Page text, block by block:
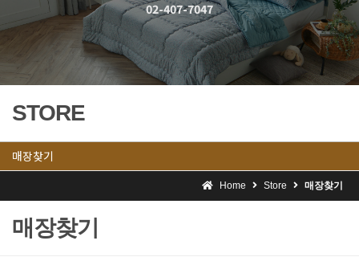
02-407-7047
STORE
매장찾기
Home Store 매장찾기
매장찾기